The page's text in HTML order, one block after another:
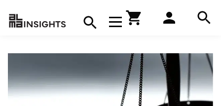
Avaa navigaatio
Hae